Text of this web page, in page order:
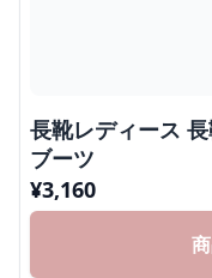
長靴レディース
ブーツ
¥3,160